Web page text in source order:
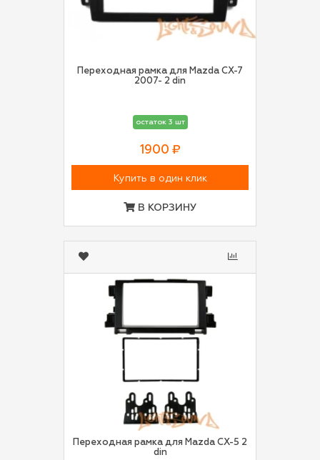
Переходная рамка для Mazda CX-7
2007- 2 din
остаток 3 шт
1900 ₽
Купить в один клик
В КОРЗИНУ
Переходная рамка для Mazda CX-5 2
din